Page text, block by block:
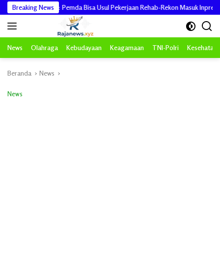
Langsung
ke
konten
Breaking News
Aceh: Pemda Bisa Usul Pekerjaan Rehab-Rekon Masuk Inpres
News Olahraga Kebudayaan Keagamaan TNI-Polri Kesehatan
Beranda News
News